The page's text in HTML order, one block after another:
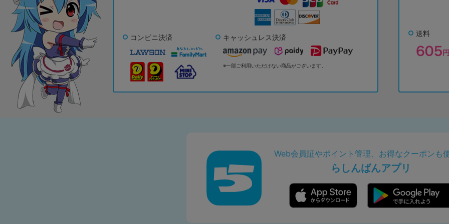
コンビニ決済 キャッシュレス決済
※一部ご利用いただけない商品がございます。
送料
Web会員証やポイント管理、お得なクーポンも
らしんばんアプリ